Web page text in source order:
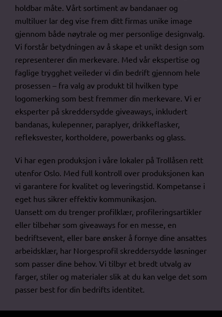
holdbar måte. Vårt sortiment av bandanaer og
multiluer lar deg vise frem ditt firmas unike image
gjennom både nøytrale og mer personlige designvalg.
Vi forstår betydningen av å skape et unikt design som
representerer din merkevare. Med vår ekspertise og
faglige trygghet veileder vi din bedrift gjennom hele
prosessen – fra valg av produkt til hvilken type
logomerking som best fremmer din merkevare. Vi er
eksperter på skreddersydde giveaways, inkludert
bandanas, kulepenner, paraplyer, drikkeflasker,
refleksvester, kortholdere, powerbanks og glass.
Vi har egen produksjon i våre lokaler på Trollåsen rett
utenfor Oslo. Med full kontroll over produksjonen kan
vi garantere for kvalitet og leveringstid. Kompetanse i
eget hus sikrer effektiv kommunikasjon.
Uansett om du trenger profilklær, profileringsartikler
eller tilbehør som giveaways for en messe, en
bedriftsevent, eller bare ønsker å fornye dine ansattes
arbeidsklær, har Norgesprofil skreddersydde løsninger
som passer dine behov. Vi tilbyr et bredt utvalg av
farger, stiler og materialer slik at du kan velge det som
passer best for din bedrifts identitet.